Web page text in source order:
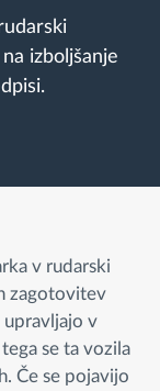
flote
izboljšanje
v rudarski
zagotovitev
upravljajo v
se ta vozila
Če se pojavijo